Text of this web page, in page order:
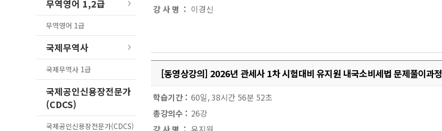
무역영어 1,2급
무역영어 1급
국제무역사
국제무역사 1급
국제공인신용장전문가
(CDCS)
국제공인신용장전문가(CDCS)
강 사 명 : 이경신
[동영상강의] 2026년 관세사 1차 시험대비 유지원 내국소비세법 문제풀이과정
학습기간 : 60일, 38시간 56분 52초
총강의수 : 26강